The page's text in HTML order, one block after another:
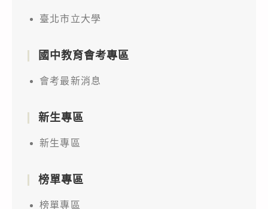
臺北市立大學
國中教育會考專區
會考最新消息
新生專區
新生專區
榜單專區
榜單專區